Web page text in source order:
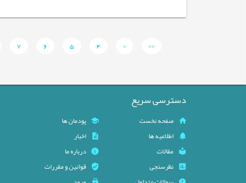
<<
<
4
5
6
7
دسترسی سریع
صفحه نخست
پودمان ها
اطلاعیه ها
اخبار
مقالات
درباره ما
نظرسنجی
قوانین و مقررات